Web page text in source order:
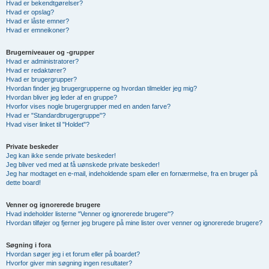
Hvad er bekendtgørelser?
Hvad er opslag?
Hvad er låste emner?
Hvad er emneikoner?
Brugerniveauer og -grupper
Hvad er administratorer?
Hvad er redaktører?
Hvad er brugergrupper?
Hvordan finder jeg brugergrupperne og hvordan tilmelder jeg mig?
Hvordan bliver jeg leder af en gruppe?
Hvorfor vises nogle brugergrupper med en anden farve?
Hvad er "Standardbrugergruppe"?
Hvad viser linket til "Holdet"?
Private beskeder
Jeg kan ikke sende private beskeder!
Jeg bliver ved med at få uønskede private beskeder!
Jeg har modtaget en e-mail, indeholdende spam eller en fornærmelse, fra en bruger på
dette board!
Venner og ignorerede brugere
Hvad indeholder listerne "Venner og ignorerede brugere"?
Hvordan tilføjer og fjerner jeg brugere på mine lister over venner og ignorerede brugere?
Søgning i fora
Hvordan søger jeg i et forum eller på boardet?
Hvorfor giver min søgning ingen resultater?